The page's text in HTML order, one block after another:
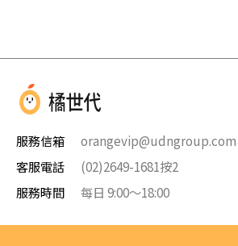
服務信箱
orangevip@udngroup.com
客服電話
(02)2649-1681按2
服務時間
每日 9:00～18:00